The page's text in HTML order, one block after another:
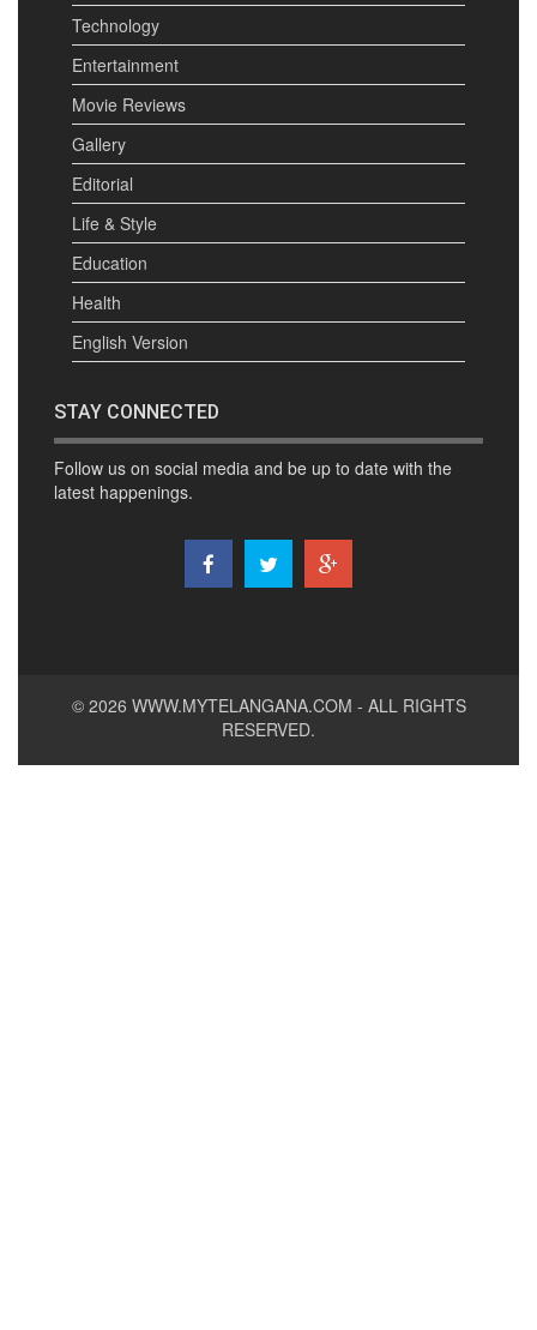
Technology
Entertainment
Movie Reviews
Gallery
Editorial
Life & Style
Education
Health
English Version
STAY CONNECTED
Follow us on social media and be up to date with the
latest happenings.
© 2026 WWW.MYTELANGANA.COM - ALL RIGHTS
RESERVED.